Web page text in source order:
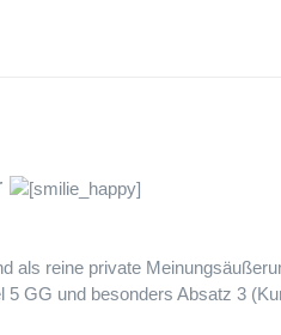
als reine private
5 GG und besonders Absatz 3